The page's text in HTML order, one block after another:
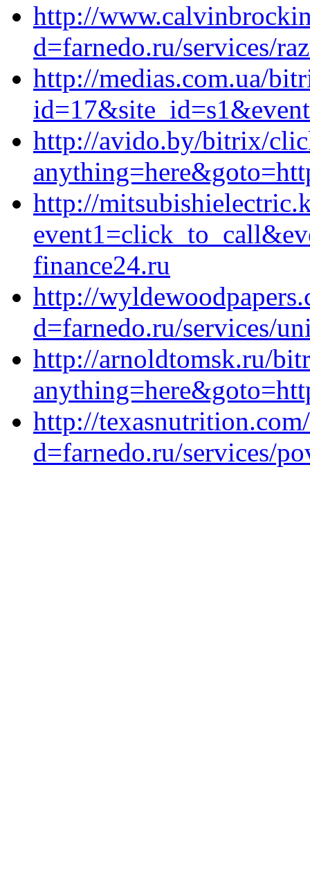
http://
d=farnedo.ru/services/
http://medias.com.ua/
http://avido.by/bitrix/
http://
finance24.ru
http://
d=farnedo.ru/services/
http://arnoldtomsk.ru/
http://
d=farnedo.ru/services/